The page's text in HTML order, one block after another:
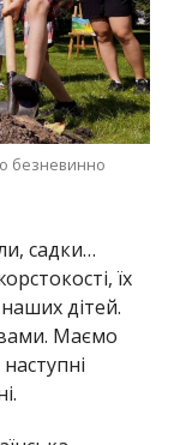
безневинно
садки…
їх
дітей.
Маємо